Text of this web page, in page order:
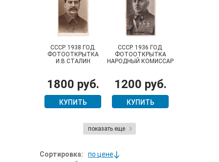
СССР. 1938 ГОД.
ФОТООТКРЫТКА
И.В.СТАЛИН
1800 руб.
КУПИТЬ
СССР. 1936 ГОД.
ФОТООТКРЫТКА
НАРОДНЫЙ КОМИССАР
СОЮЗА КЛИМЕНТ
ЕФРЕМОВИЧ
ВОРОШИЛОВ
1200 руб.
КУПИТЬ
показать еще
Сортировка:
по цене